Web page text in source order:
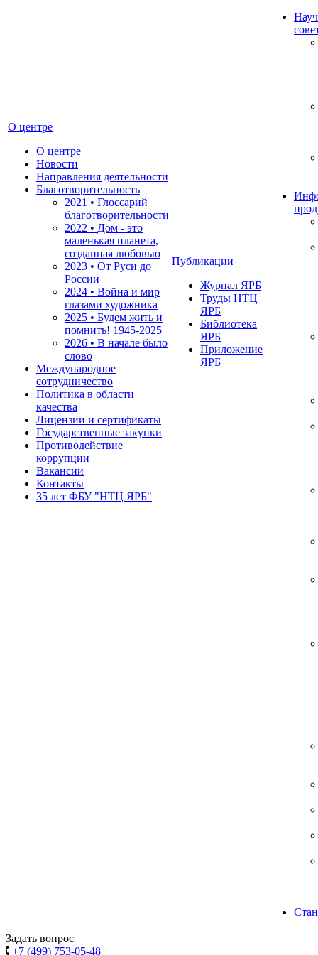
О центре
О центре
Новости
Направления деятельности
Благотворительность
2021 • Глоссарий
благотворительности
2022 • Дом - это
маленькая планета,
созданная любовью
2023 • От Руси до
России
2024 • Война и мир
глазами художника
2025 • Будем жить и
помнить! 1945-2025
2026 • В начале было
слово
Международное
сотрудничество
Политика в области
качества
Лицензии и сертификаты
Государственные закупки
Противодействие
коррупции
Вакансии
Контакты
35 лет ФБУ "НТЦ ЯРБ"
Публикации
Журнал ЯРБ
Труды НТЦ
ЯРБ
Библиотека
ЯРБ
Приложение
ЯРБ
Задать вопрос
+7 (499) 753-05-48